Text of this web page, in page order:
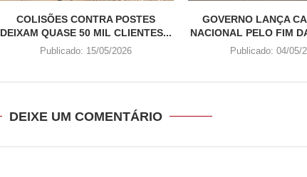
COLISÕES CONTRA POSTES
DEIXAM QUASE 50 MIL CLIENTES...
Publicado: 15/05/2026
GOVERNO LANÇA
NACIONAL PELO FIM
Publicado: 04/05/
DEIXE UM COMENTÁRIO